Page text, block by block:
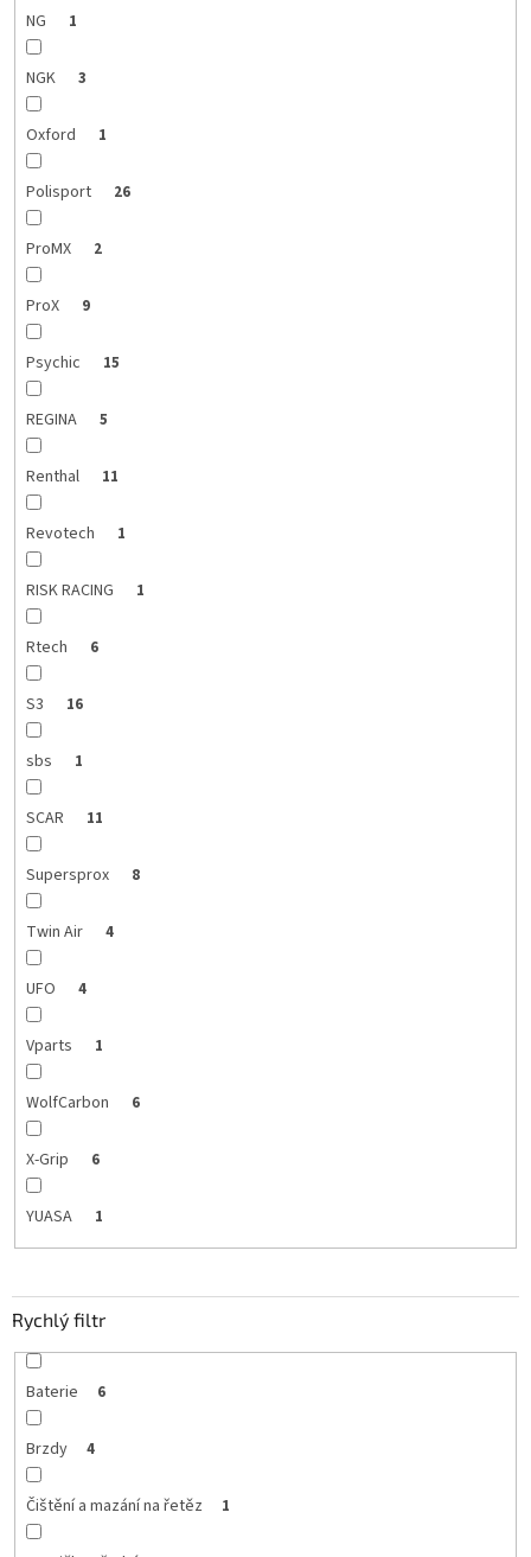
NG 1
NGK 3
Oxford 1
Polisport 26
ProMX 2
ProX 9
Psychic 15
REGINA 5
Renthal 11
Revotech 1
RISK RACING 1
Rtech 6
S3 16
sbs 1
SCAR 11
Supersprox 8
Twin Air 4
UFO 4
Vparts 1
WolfCarbon 6
X-Grip 6
YUASA 1
Rychlý filtr
Baterie 6
Brzdy 4
Čištění a mazání na řetěz 1